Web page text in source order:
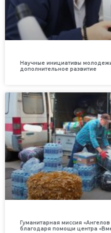
Научные инициативы
дополнительное развитие
Гуманитарная миссия
благодаря помощи центра